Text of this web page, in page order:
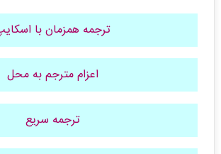
ترجمه همزمان با
اعزام مترجم به محل
ترجمه سریع